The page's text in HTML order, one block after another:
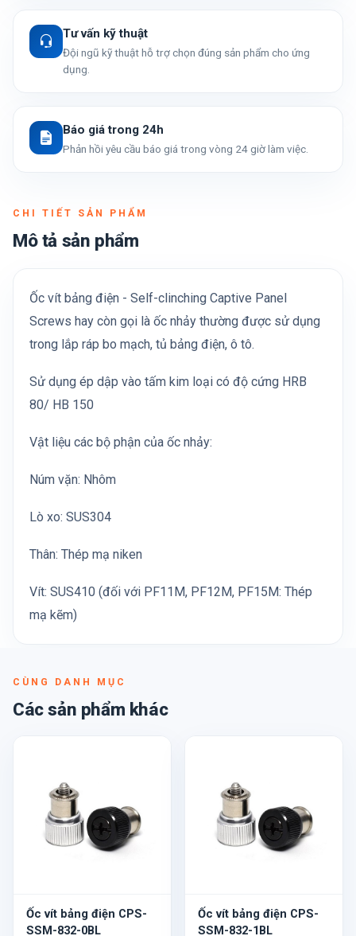
Tư vấn kỹ thuật
Đội ngũ kỹ thuật hỗ trợ chọn đúng sản phẩm cho ứng
dụng.
Báo giá trong 24h
Phản hồi yêu cầu báo giá trong vòng 24 giờ làm việc.
CHI TIẾT SẢN PHẨM
Mô tả sản phẩm
Ốc vít bảng điện - Self-clinching Captive Panel
Screws hay còn gọi là ốc nhảy thường được sử dụng
trong lắp ráp bo mạch, tủ bảng điện, ô tô.
Sử dụng ép dập vào tấm kim loại có độ cứng HRB
80/ HB 150
Vật liệu các bộ phận của ốc nhảy:
Núm vặn: Nhôm
Lò xo: SUS304
Thân: Thép mạ niken
Vít: SUS410 (đối với PF11M, PF12M, PF15M: Thép
mạ kẽm)
CÙNG DANH MỤC
Các sản phẩm khác
Ốc vít bảng điện CPS-
SSM-832-0BL
Ốc vít bảng điện CPS-
SSM-832-1BL